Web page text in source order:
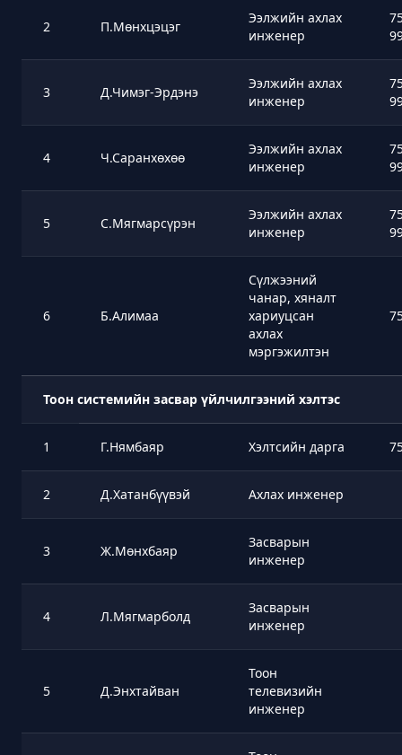
2 П.Мөнхцэцэг
Ээлжийн ахлах
инженер
3 Д.Чимэг-Эрдэнэ
Ээлжийн ахлах
инженер
4 Ч.Саранхөхөө
Ээлжийн ахлах
инженер
5 С.Мягмарсүрэн
Ээлжийн ахлах
инженер
6 Б.Алимаа
Сүлжээний
чанар, хяналт
хариуцсан
ахлах
мэргэжилтэн
Тоон системийн засвар үйлчилгээний хэлтэс
1 Г.Нямбаяр Хэлтсийн дарга
2 Д.Хатанбүүвэй Ахлах инженер
3 Ж.Мөнхбаяр
Засварын
инженер
4 Л.Мягмарболд
Засварын
инженер
5 Д.Энхтайван
Тоон
телевизийн
инженер